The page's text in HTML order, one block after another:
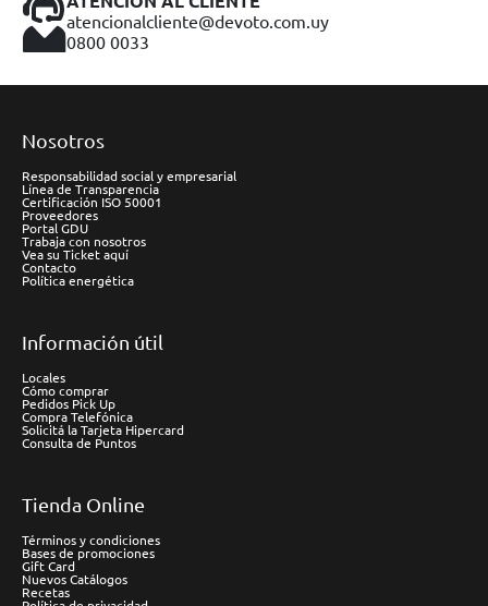
atencionalcliente@devoto.com.uy
0800 0033
Nosotros
Responsabilidad social y empresarial
Línea de Transparencia
Certificación ISO 50001
Proveedores
Portal GDU
Trabaja con nosotros
Vea su Ticket aquí
Contacto
Política energética
Información útil
Locales
Cómo comprar
Pedidos Pick Up
Compra Telefónica
Solicitá la Tarjeta Hipercard
Consulta de Puntos
Tienda Online
Términos y condiciones
Bases de promociones
Gift Card
Nuevos Catálogos
Recetas